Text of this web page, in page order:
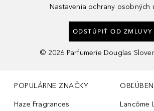
Nastavenia ochrany osobných
ODSTÚPIŤ OD ZMLUVY
© 2026 Parfumerie Douglas
POPULÁRNE ZNAČKY
Haze Fragrances
Lancôme